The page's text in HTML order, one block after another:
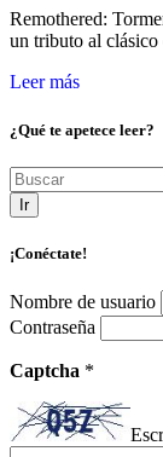
Remothered:
un tributo al
Leer más
¿Qué te apetece leer?
Ir
¡Conéctate!
Nombre de usuario
Contraseña
Captcha *